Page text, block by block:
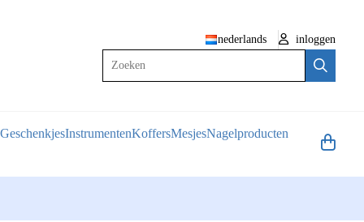
nederlands
inloggen
GeschenkjesInstrumentenKoffersMesjesNagelproducten